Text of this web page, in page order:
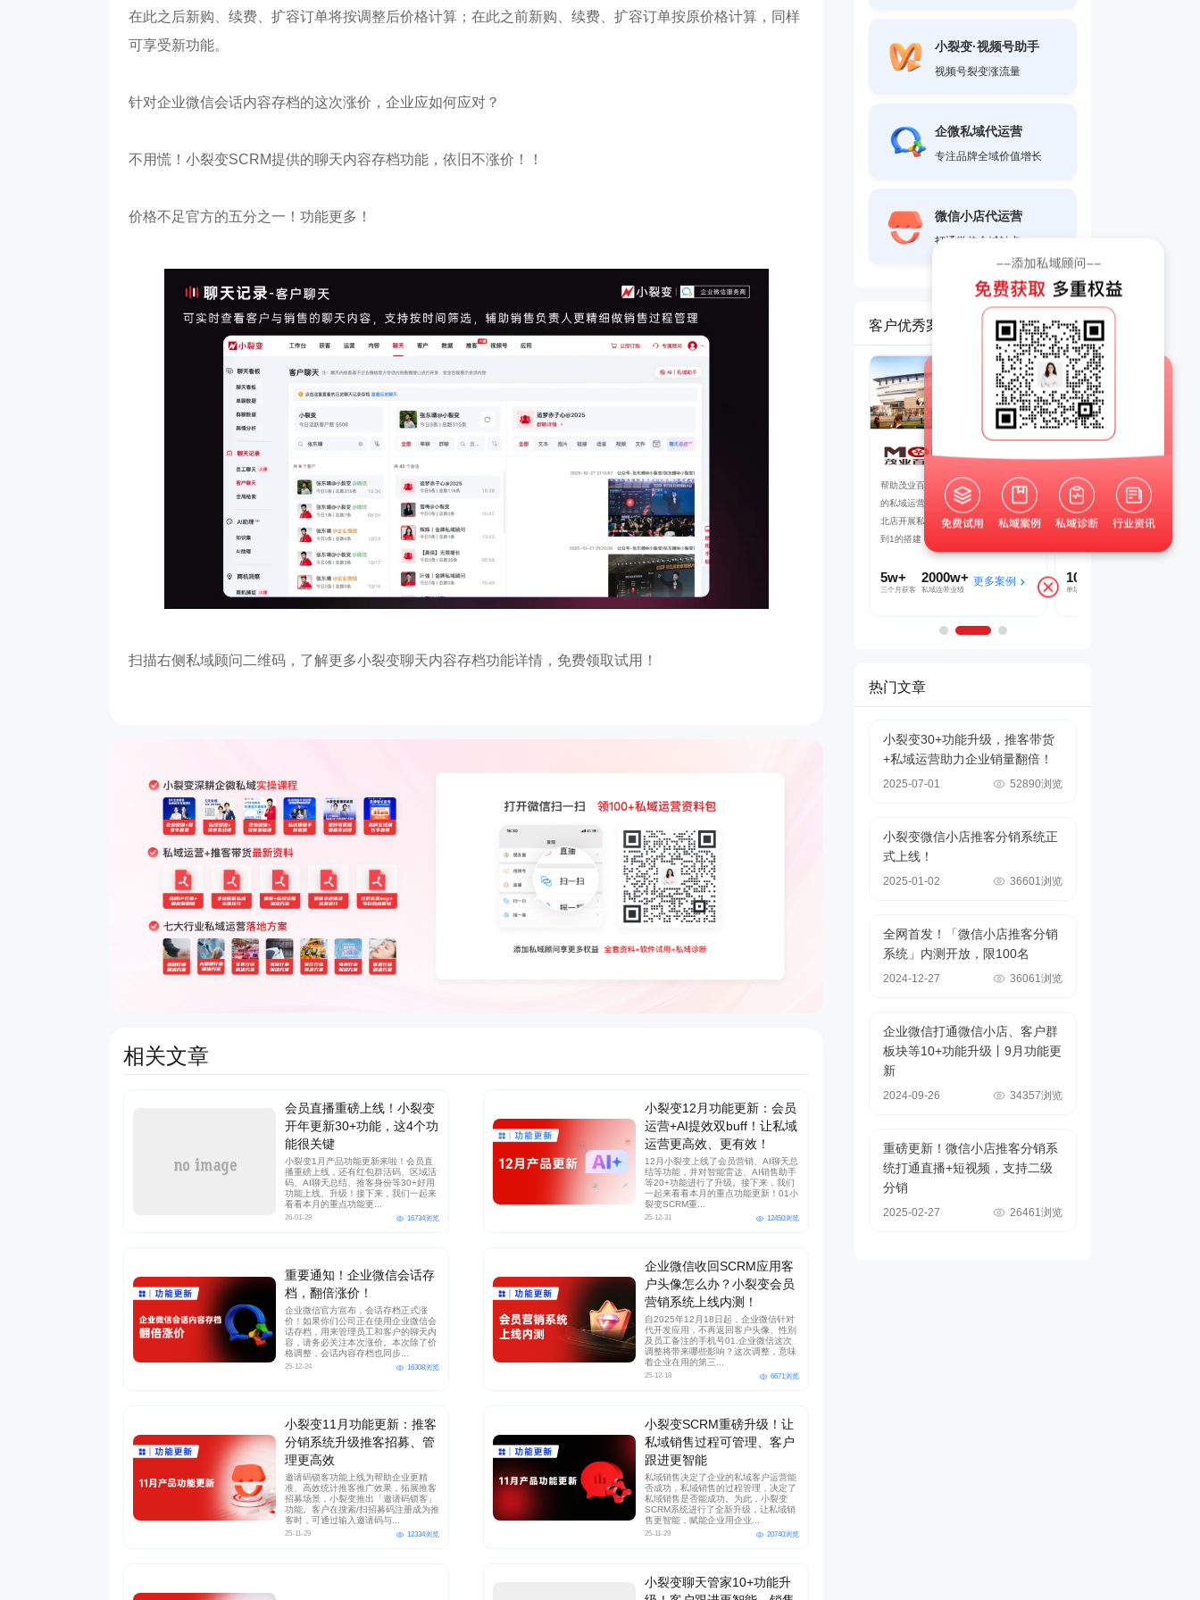
在此之后新购、续费、扩容订单将按调整后价格计算；在此之前新购、续费、扩容订单按原价格计算，同样
可享受新功能。
针对企业微信会话内容存档的这次涨价，企业应如何应对？
不用慌！小裂变SCRM提供的聊天内容存档功能， 依旧不涨价！！
价格不足官方的五分之一！ 功能更多！
扫描右侧私域顾问二维码，了解更多小裂变聊天内容存档功能详情，免费领取试用！
相关文章
会员直播重磅上线！小裂变
开年更新30+功能，这4个功
能很关键
小裂变1月产品功能更新来啦！会员直
播重磅上线，还有红包群活码、区域活
码、AI聊天总结、推客身份等30+好用
功能上线、升级！接下来，我们一起来
看看本月的重点功能更...
26-01-29 16734浏览
小裂变12月功能更新：会员
运营+AI提效双buff！让私域
运营更高效、更有效！
12月小裂变上线了会员营销、AI聊天总
结等功能，并对智能雷达、AI销售助手
等20+功能进行了升级。接下来，我们
一起来看看本月的重点功能更新！01小
裂变SCRM重...
25-12-31 12450浏览
重要通知！企业微信会话存
档，翻倍涨价！
企业微信官方宣布，会话存档正式涨
价！如果你们公司正在使用企业微信会
话存档，用来管理员工和客户的聊天内
容，请务必关注本次涨价。本次除了价
格调整，会话内容存档也同步...
25-12-24 16308浏览
企业微信收回SCRM应用客
户头像怎么办？小裂变会员
营销系统上线内测！
自2025年12月18日起，企业微信针对
代开发应用，不再返回客户头像、性别
及员工备注的手机号01.企业微信这次
调整将带来哪些影响？这次调整，意味
着企业在用的第三...
25-12-18 6671浏览
小裂变11月功能更新：推客
分销系统升级推客招募、管
理更高效
邀请码锁客功能上线为帮助企业更精
准、高效统计推客推广效果，拓展推客
招募场景，小裂变推出「邀请码锁客」
功能。客户在搜索/扫招募码注册成为推
客时，可通过输入邀请码与...
25-11-29 12334浏览
小裂变SCRM重磅升级！让
私域销售过程可管理、客户
跟进更智能
私域销售决定了企业的私域客户运营能
否成功，私域销售的过程管理，决定了
私域销售是否能成功。为此，小裂变
SCRM系统进行了全新升级，让私域销
售更智能，赋能企业用企业...
25-11-29 20740浏览
小裂变聊天管家10+功能升
小裂变·视频号助手
视频号裂变涨流量
企微私域代运营
专注品牌全域价值增长
微信小店代运营
打通微信全域触点
客户优秀案例
良品铺子
企业微信+视频号打造公私域联动，赋
客户池，同时通过视频号直播等方式，
210w+ 更多案例
帮助茂业百货搭建了企微+社群+小程序
的私域运营体系，在客流量较好的华强
北店开展私域试点工作，完成私域从0
到1的搭建
5w+
三个月获客
2000w+
私域连带业绩
更多案例
以“京豆”作为活动奖品，吸引客户转发
海报，邀请朋友进群 通过小裂变SCRM
阶梯化的玩法设计，实现了客户的快速
更多案例
多渠道引流
私域用户
茂业百货
帮助茂业百货搭建了企微+社群+小程序
的私域运营体系，在客流量较好的华强
北店开展私域试点工作，完成私域从0
到1的搭建
5w+
三个月获客
2000w+
私域连带业绩
更多案例
京东
以“京豆”作为活动奖品，吸引客户
海报，邀请朋友进群 通过小裂变
阶梯化的玩法设计，实现了客户
10000+
单场活动引流
热门文章
小裂变30+功能升级，推客带货
+私域运营助力企业销量翻倍！
2025-07-01 52890浏览
小裂变微信小店推客分销系统正
式上线！
2025-01-02 36601浏览
全网首发！「微信小店推客分销
系统」内测开放，限100名
2024-12-27 36061浏览
企业微信打通微信小店、客户群
板块等10+功能升级丨9月功能更
新
2024-09-26 34357浏览
重磅更新！微信小店推客分销系
统打通直播+短视频，支持二级
分销
2025-02-27 26461浏览